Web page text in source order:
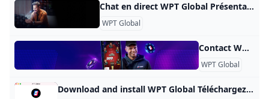
Chat en direct WPT Global Présentation Dans le monde numérique moderne, le chat en direct est devenu un outil essentiel pour les entreprises qui souhaitent fournir une assistance immédiate à leurs clients. WPT Global, une entreprise leader dans l’industrie du jeu, reconnaît l’importance d’une communication efficace avec les joueurs. Pour améliorer l’expérience client et résoudre les problèmes rapidement, elle a introduit une fonction de chat en direct sur son site Web. Cet article explore les avantages et les fonctionnalités de l’option de chat en direct fournie par WPT Global.
WPT Global
Contact WPT Global Contact Nos représentants du service client dédiés sont prêts à répondre à toutes vos questions. Veuillez envoyer vos demandes par e-mail à
WPT Global
Download and install WPT Global Téléchargez et installez WPT Global Suivez ces étapes pour télécharger notre logiciel de poker et installer l’application WPT Global Configuration 1 : téléchargez l’application WPT Global Sélectionnez le bouton « Télécharger maintenant » pour lancer le téléchargement. Une fois l’application téléchargée sur votre ordinateur, ouvrez le fichier (vérifiez votre dossier « Téléchargements ») Installation de l’application WPT Global par Setup2 Une fois l’application WPT Global téléchargée sur votre ordinateur, ouvrez le fichier (vérifiez votre dossier « Téléchargements »)